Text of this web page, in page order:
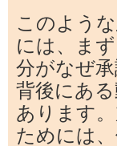
このよう
には、ま
分がなぜ
背後にあ
あります
ためには